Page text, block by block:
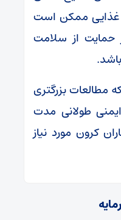
غذایی ممکن است
از سلامت
مطالعات بزرگتری
ایمنی طولانی مدت
کرون مورد نیاز